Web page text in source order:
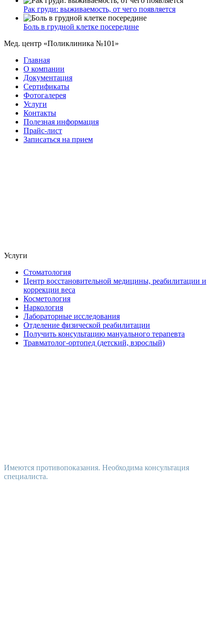
Рак груди: выживаемость, от чего появляется
Боль в грудной клетке посередине
Мед. центр «Поликлиника №101»
Главная
О компании
Документация
Сертификаты
Фотогалерея
Услуги
Контакты
Полезная информация
Прайс-лист
Записаться на прием
Услуги
Стоматология
Центр восстановительной медицины, реабилитации и
коррекции веса
Косметология
Наркология
Лабораторные исследования
Отделение физической реабилитации
Получить консультацию мануального терапевта
Травматолог-ортопед (детский, взрослый)
Имеются противопоказания. Необходима консультация
специалиста.